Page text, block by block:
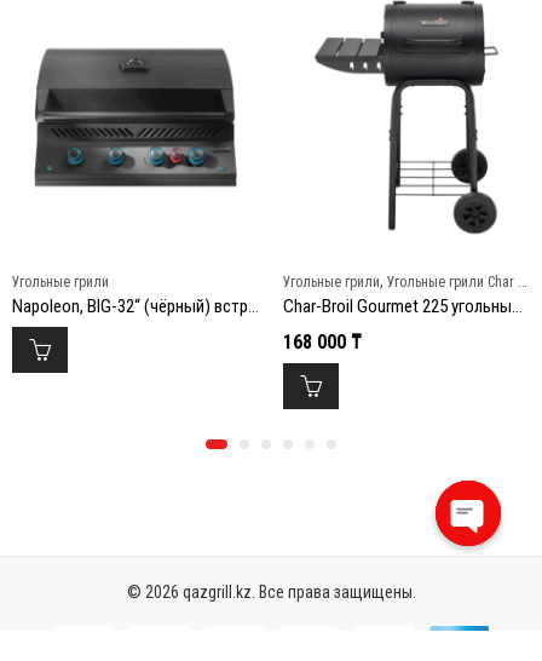
Угольные грили
Napoleon, BIG-32“ (чёрный) встраиваемый газовый гриль
Угольные грили, Угольные грили Char Broil
Char-Broil Gourmet 225 угольный гриль
168 000 ₸
© 2026 qazgrill.kz. Все права защищены.
Open